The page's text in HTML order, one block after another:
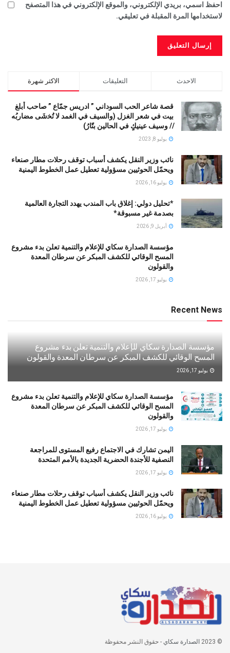
احفظ اسمي، بريدي الإلكتروني، والموقع الإلكتروني في هذا المتصفح
لاستخدامها المرة المقبلة في تعليقي.
الاكثر شهرة التعليقات الاحدث
قصة شاعر الحب السوداني ” ادريس جمّاع ” صاحب أبلغ
بيت في شعر الغزل (وﺍﻟﺴﻴﻒ ﻓﻲ الغمد ﻻ ﺗُﺨشَى مضاربُه
// ﻭﺳﻴﻒ ﻋﻴﻨﻴﻚٍ ﻓﻲ ﺍﻟﺤﺎﻟﻴﻦ ﺑﺘّﺎﺭُ)
يوليو 8, 2023
نائب وزير النقل يكشف أسباب توقف رحلات مطار صنعاء
ويحمّل الحوثيين مسؤولية تعطيل عمل الخطوط اليمنية
يوليو 16, 2026
*تحليل دولي: إغلاق باب المندب يهدد التجارة العالمية
بصدمة غير مسبوقة*
أبريل 9, 2026
مؤسسة الصدارة سكاي للإعلام والتنمية تعلن بدء مشروع
المسح الوقائي للكشف المبكر عن سرطان المعدة
والقولون
يوليو 17, 2026
Recent News
مؤسسة الصدارة سكاي للإعلام والتنمية تعلن بدء مشروع
المسح الوقائي للكشف المبكر عن سرطان المعدة والقولون
يوليو 17, 2026
مؤسسة الصدارة سكاي للإعلام والتنمية تعلن بدء مشروع
المسح الوقائي للكشف المبكر عن سرطان المعدة
والقولون
يوليو 17, 2026
اليمن تشارك في الاجتماع رفيع المستوى للمراجعة
النصفية للأجندة الحضرية الجديدة بالأمم المتحدة
يوليو 17, 2026
نائب وزير النقل يكشف أسباب توقف رحلات مطار صنعاء
ويحمّل الحوثيين مسؤولية تعطيل عمل الخطوط اليمنية
يوليو 16, 2026
© 2023 الصدارة سكاي- حقوق النشر محفوظة